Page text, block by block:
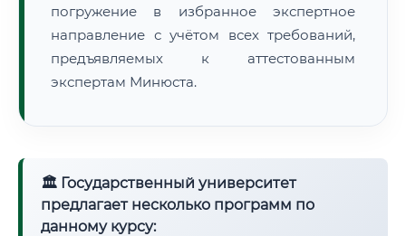
погружение в избранное экспертное
направление с учётом всех требований,
предъявляемых к аттестованным
экспертам Минюста.
🏛 Государственный университет
предлагает несколько программ по
данному курсу: